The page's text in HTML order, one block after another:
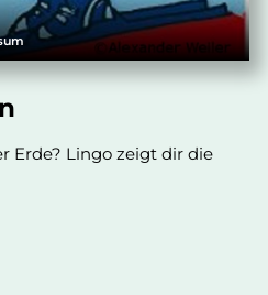
Erde? Lingo zeigt dir die